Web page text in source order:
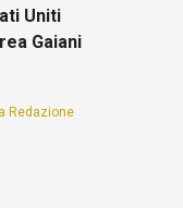
Uniti
Gaiani
Redazione